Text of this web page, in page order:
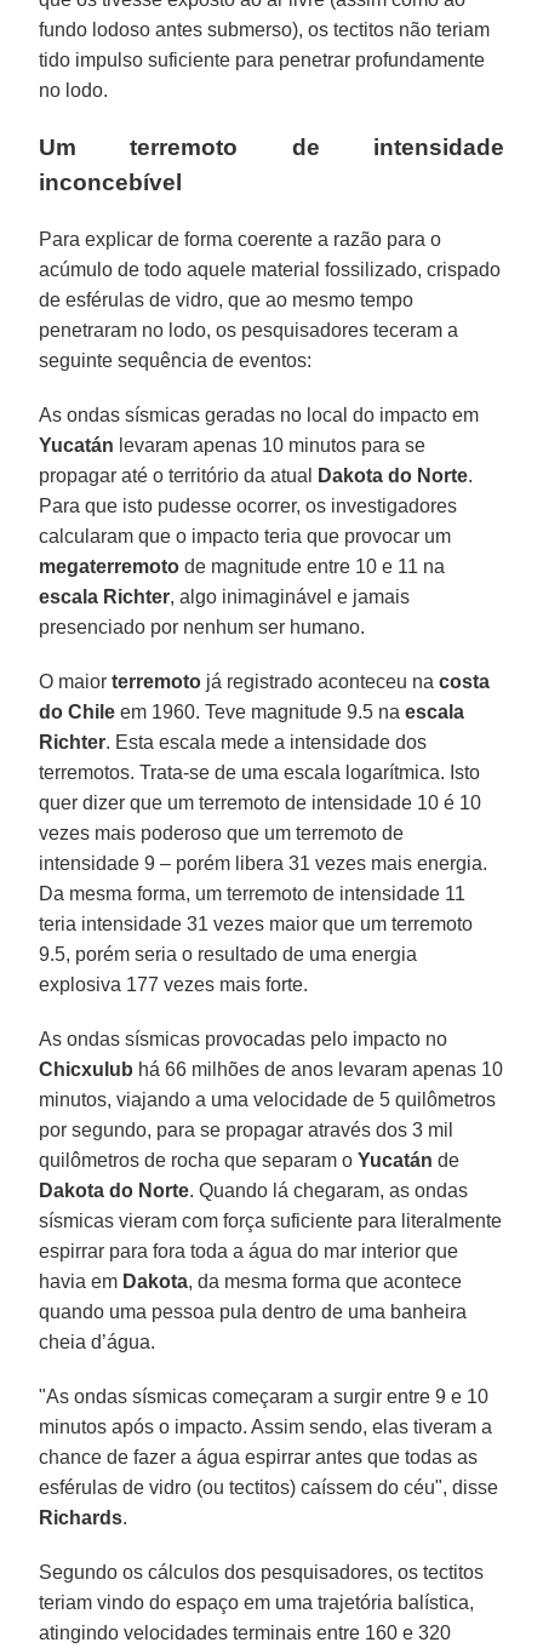
fundo lodoso antes submerso), os tectitos não teriam
tido impulso suficiente para penetrar profundamente
no lodo.
Um terremoto de intensidade
inconcebível
Para explicar de forma coerente a razão para o
acúmulo de todo aquele material fossilizado, crispado
de esférulas de vidro, que ao mesmo tempo
penetraram no lodo, os pesquisadores teceram a
seguinte sequência de eventos:
As ondas sísmicas geradas no local do impacto em
Yucatán levaram apenas 10 minutos para se
propagar até o território da atual
Dakota do Norte.
Para que isto pudesse ocorrer, os investigadores
calcularam que o impacto teria que provocar um
megaterremoto de magnitude entre 10 e 11 na
escala Richter, algo inimaginável e jamais
presenciado por nenhum ser humano.
O maiorterremoto já registrado aconteceu nacosta
do Chile em 1960. Teve magnitude 9.5 naescala
Richter. Esta escala mede a intensidade dos
terremotos. Trata-se de uma escala logarítmica. Isto
quer dizer que um terremoto de intensidade 10 é 10
vezes mais poderoso que um terremoto de
intensidade 9 – porém libera 31 vezes mais energia.
Da mesma forma, um terremoto de intensidade 11
teria intensidade 31 vezes maior que um terremoto
9.5, porém seria o resultado de uma energia
explosiva 177 vezes mais forte.
As ondas sísmicas provocadas pelo impacto no
Chicxulub há 66 milhões de anos levaram apenas 10
minutos, viajando a uma velocidade de 5 quilômetros
por segundo, para se propagar através dos 3 mil
quilômetros de rocha que separam oYucatán de
Dakota do Norte. Quando lá chegaram, as ondas
sísmicas vieram com força suficiente para literalmente
espirrar para fora toda a água do mar interior que
havia em Dakota, da mesma forma que acontece
quando uma pessoa pula dentro de uma banheira
cheia d’água.
"As ondas sísmicas começaram a surgir entre 9 e 10
minutos após o impacto. Assim sendo, elas tiveram a
chance de fazer a água espirrar antes que todas as
esférulas de vidro (ou tectitos) caíssem do céu", disse
Richards.
Segundo os cálculos dos pesquisadores, os tectitos
teriam vindo do espaço em uma trajetória balística,
atingindo velocidades terminais entre 160 e 320